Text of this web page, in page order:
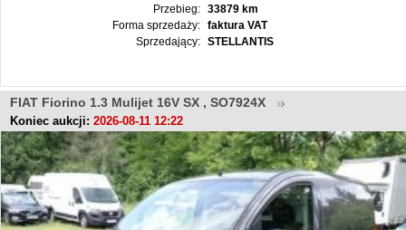
Przebieg:
33879 km
Forma sprzedaży:
faktura VAT
Sprzedający:
STELLANTIS
FIAT Fiorino 1.3 Mulijet 16V SX , SO7924X
Koniec aukcji: 2026-08-11 12:22